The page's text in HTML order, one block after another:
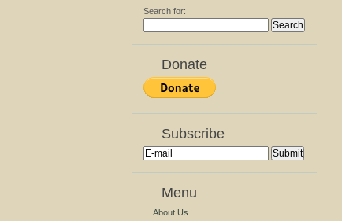
Search for:
Donate
Subscribe
Menu
About Us